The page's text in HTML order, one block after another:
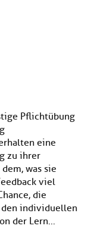
Pflichtübung
eine
zu ihrer
was sie
viel
die
individuellen
der Lern...